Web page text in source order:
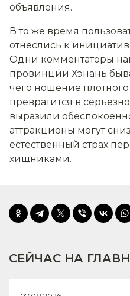
объявления.
В то же время
отнеслись к
Одни комментаторы
провинции Хэнань
чего ношение
превратится в
выразили
аттракционы могут
естественный страх
хищниками.
СЕЙЧАС НА